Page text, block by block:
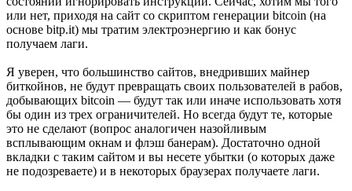
или нет, приходя на сайт со скриптом генерации bitcoin (на
основе bitp.it) мы тратим электроэнергию и как бонус
получаем лаги.
Я уверен, что большинство сайтов, внедривших майнер
биткойнов, не будут превращать своих пользователей в рабов,
добывающих bitcoin — будут так или иначе использовать хотя
бы один из трех ограничителей. Но всегда будут те, которые
это не сделают (вопрос аналогичен назойливым
всплывающим окнам и флэш банерам). Достаточно одной
вкладки с таким сайтом и вы несете убытки (о которых даже
не подозреваете) и в некоторых браузерах получаете лаги.